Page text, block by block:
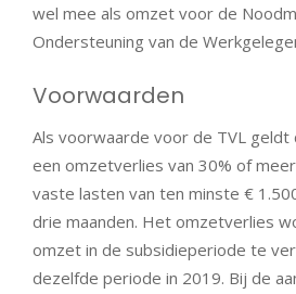
wel mee als omzet voor de
Ondersteuning van de
Voorwaarden
Als voorwaarde voor de TVL geldt
een omzetverlies van 30% of
vaste lasten van ten minste €
drie maanden. Het omzetverlies
omzet in de subsidieperiode te
dezelfde periode in 2019. Bij de